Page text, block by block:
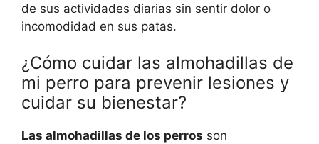
de sus actividades diarias sin sentir dolor o
incomodidad en sus patas.
¿Cómo cuidar las almohadillas de
mi perro para prevenir lesiones y
cuidar su bienestar?
Las almohadillas de los perros son